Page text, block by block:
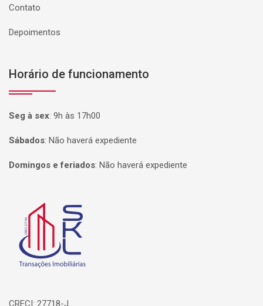
Contato
Depoimentos
Horário de funcionamento
Seg à sex: 9h às 17h00
Sábados: Não haverá expediente
Domingos e feriados: Não haverá expediente
Página inicial
CRECI: 27718-J